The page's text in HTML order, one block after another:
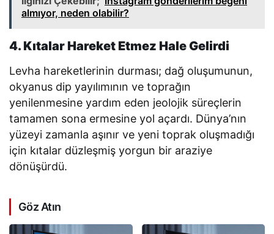
almıyor, neden olabilir?
4. Kıtalar Hareket Etmez Hale Gelirdi
Levha hareketlerinin durması; dağ oluşumunun,
okyanus dip yayılımının ve toprağın
yenilenmesine yardım eden jeolojik süreçlerin
tamamen sona ermesine yol açardı. Dünya’nın
yüzeyi zamanla aşınır ve yeni toprak oluşmadığı
için kıtalar düzleşmiş yorgun bir araziye
dönüşürdü.
Göz Atın